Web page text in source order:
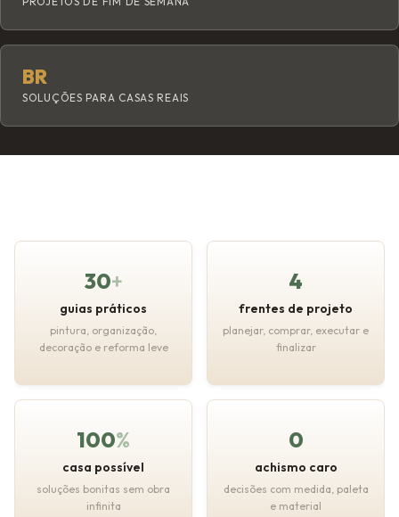
BR
SOLUÇÕES PARA CASAS REAIS
30+
guias práticos
pintura, organização,
decoração e reforma leve
4
frentes de projeto
planejar, comprar, executar e
finalizar
100%
casa possível
soluções bonitas sem obra
infinita
0
achismo caro
decisões com medida, paleta
e material